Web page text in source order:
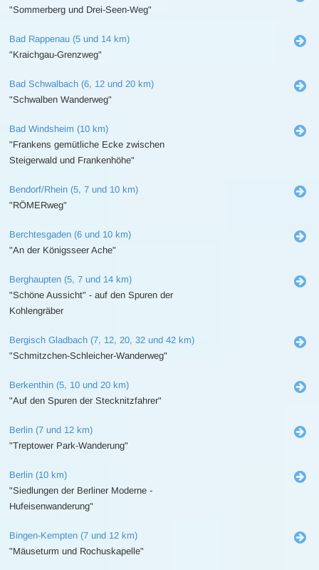
"Sommerberg und Drei-Seen-Weg"
Bad Rappenau (5 und 14 km)
"Kraichgau-Grenzweg"
Bad Schwalbach (6, 12 und 20 km)
"Schwalben Wanderweg"
Bad Windsheim (10 km)
"Frankens gemütliche Ecke zwischen
Steigerwald und Frankenhöhe"
Bendorf/Rhein (5, 7 und 10 km)
"RÖMERweg"
Berchtesgaden (6 und 10 km)
"An der Königsseer Ache"
Berghaupten (5, 7 und 14 km)
"Schöne Aussicht" - auf den Spuren der
Kohlengräber
Bergisch Gladbach (7, 12, 20, 32 und 42 km)
"Schmitzchen-Schleicher-Wanderweg"
Berkenthin (5, 10 und 20 km)
"Auf den Spuren der Stecknitzfahrer"
Berlin (7 und 12 km)
"Treptower Park-Wanderung"
Berlin (10 km)
"Siedlungen der Berliner Moderne -
Hufeisenwanderung"
Bingen-Kempten (7 und 12 km)
"Mäuseturm und Rochuskapelle"